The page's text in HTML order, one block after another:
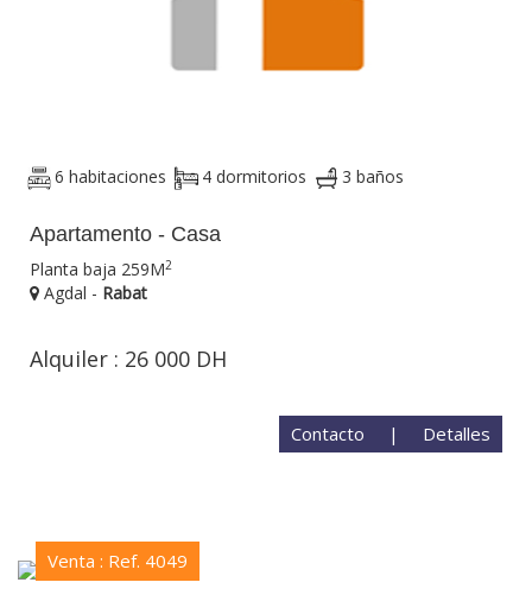
6 habitaciones 4 dormitorios 3 baños
Apartamento - Casa
Planta baja 259M2
Agdal - Rabat
Alquiler : 26 000 DH
Detalles
|
Contacto
Venta : Ref. 4049